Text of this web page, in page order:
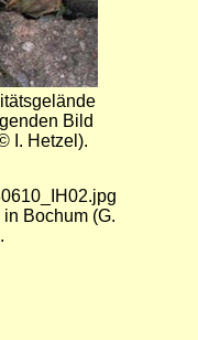
Bild
I. Hetzel).
Bochum (G.